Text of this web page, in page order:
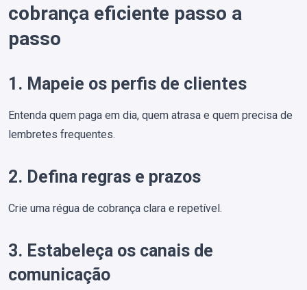
cobrança eficiente passo a
passo
1. Mapeie os perfis de clientes
Entenda quem paga em dia, quem atrasa e quem precisa de
lembretes frequentes.
2. Defina regras e prazos
Crie uma régua de cobrança clara e repetível.
3. Estabeleça os canais de
comunicação